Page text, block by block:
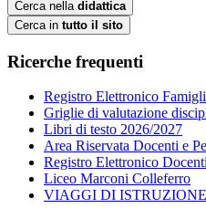
Cerca nella didattica
Cerca in tutto il sito
Ricerche frequenti
Registro Elettronico
Griglie di valutazione
Libri di testo 2026/2027
Area Riservata Docenti e
Registro Elettronico Docenti
Liceo Marconi Colleferro
VIAGGI DI ISTRUZIONE